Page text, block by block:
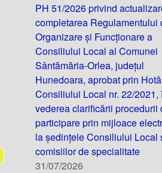
PH 51/2026 privind
completarea Regulamentului
Organizare și Funcționare a
Consiliului Local al Comunei
Sântămăria-Orlea, județul
Hunedoara, aprobat prin
Consiliului Local nr. 22/2021,
vederea clarificării procedurii
participare prin mijloace
la ședințele Consiliului Local
comisiilor de specialitate
31/07/2026